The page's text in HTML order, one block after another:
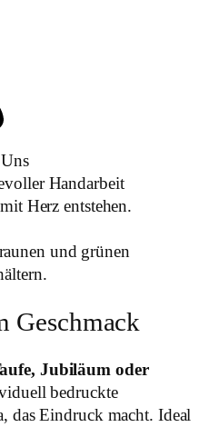
Handarbeit
Herz entstehen.
Geschmack
Jubiläum oder
bedruckte
das Eindruck macht. Ideal